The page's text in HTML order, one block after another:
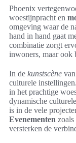
Phoenix
woestijnpracht en
omgeving waar de
hand in hand gaat
combinatie zorgt
inwoners, maar ook
In de kunstscène
culturele
in het prachtige
dynamische
is in de vele
Evenementen zoals
versterken de